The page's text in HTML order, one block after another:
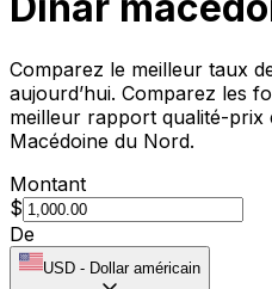
Comparez le meilleur taux
aujourd’hui. Comparez les
meilleur rapport qualité-prix
Macédoine du Nord.
Montant
$
De
USD - Dollar américain